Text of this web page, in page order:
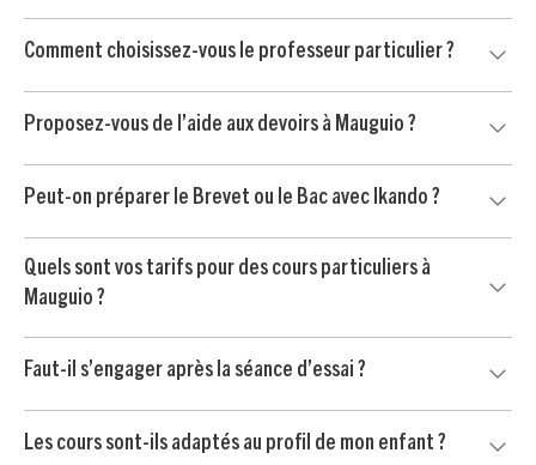
chimie, SVT, histoire-géo, langues et méthodologie.
du collège et du lycée, avec des séances adaptées au
niveau, aux devoirs et aux objectifs de progression.
Comment choisissez-vous le professeur particulier ?
matières prioritaires, sa personnalité et vos contraintes
d’organisation pour trouver le professeur le plus adapté.
Proposez-vous de l’aide aux devoirs à Mauguio ?
Le professeur aide votre enfant à mieux comprendre les
consignes, organiser son travail et gagner en autonomie.
Peut-on préparer le Brevet ou le Bac avec Ikando ?
préparation du Brevet, du Bac et des contrôles importants,
avec un travail ciblé sur les méthodes et les matières clés.
Quels sont vos tarifs pour des cours particuliers à
Mauguio ?
/ heure après crédit d’impôt immédiat de 50 %, selon les
conditions applicables.
Faut-il s’engager après la séance d’essai ?
engagement. Vous continuez uniquement si le professeur
Les cours sont-ils adaptés au profil de mon enfant ?